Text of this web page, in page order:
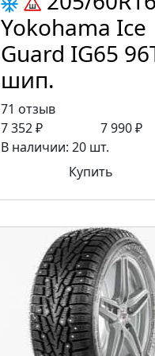
Yokohama Ice
Guard IG65
шип.
71 отзыв
7 352 ₽
7 990 ₽
В наличии: 20 шт.
Купить